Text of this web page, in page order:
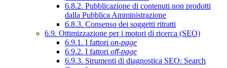
6.8.2. Pubblicazione di contenuti non prodotti
dalla Pubblica Amministrazione
6.8.3. Consenso dei soggetti ritratti
6.9. Ottimizzazione per i motori di ricerca (SEO)
6.9.1. I fattori on-page
6.9.2. I fattori off-page
6.9.3. Strumenti di diagnostica SEO: Search